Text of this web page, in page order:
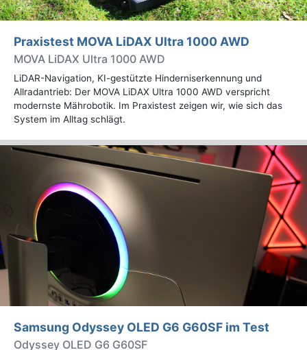
Praxistest MOVA LiDAX Ultra 1000 AWD
MOVA LiDAX Ultra 1000 AWD
LiDAR-Navigation, KI-gestützte Hinderniserkennung und
Allradantrieb: Der MOVA LiDAX Ultra 1000 AWD verspricht
modernste Mährobotik. Im Praxistest zeigen wir, wie sich das
System im Alltag schlägt.
Samsung Odyssey OLED G6 G60SF im Test
Odyssey OLED G6 G60SF